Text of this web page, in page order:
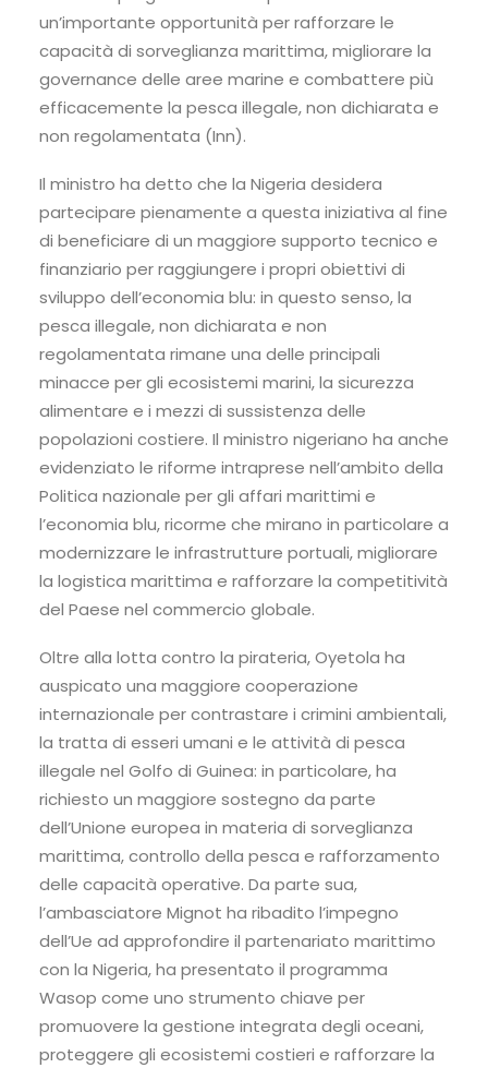
un’importante opportunità per rafforzare le
capacità di sorveglianza marittima, migliorare la
governance delle aree marine e combattere più
efficacemente la pesca illegale, non dichiarata e
non regolamentata (Inn).
Il ministro ha detto che la Nigeria desidera
partecipare pienamente a questa iniziativa al fine
di beneficiare di un maggiore supporto tecnico e
finanziario per raggiungere i propri obiettivi di
sviluppo dell’economia blu: in questo senso, la
pesca illegale, non dichiarata e non
regolamentata rimane una delle principali
minacce per gli ecosistemi marini, la sicurezza
alimentare e i mezzi di sussistenza delle
popolazioni costiere. Il ministro nigeriano ha anche
evidenziato le riforme intraprese nell’ambito della
Politica nazionale per gli affari marittimi e
l’economia blu, ricorme che mirano in particolare a
modernizzare le infrastrutture portuali, migliorare
la logistica marittima e rafforzare la competitività
del Paese nel commercio globale.
Oltre alla lotta contro la pirateria, Oyetola ha
auspicato una maggiore cooperazione
internazionale per contrastare i crimini ambientali,
la tratta di esseri umani e le attività di pesca
illegale nel Golfo di Guinea: in particolare, ha
richiesto un maggiore sostegno da parte
dell’Unione europea in materia di sorveglianza
marittima, controllo della pesca e rafforzamento
delle capacità operative. Da parte sua,
l’ambasciatore Mignot ha ribadito l’impegno
dell’Ue ad approfondire il partenariato marittimo
con la Nigeria, ha presentato il programma
Wasop come uno strumento chiave per
promuovere la gestione integrata degli oceani,
proteggere gli ecosistemi costieri e rafforzare la